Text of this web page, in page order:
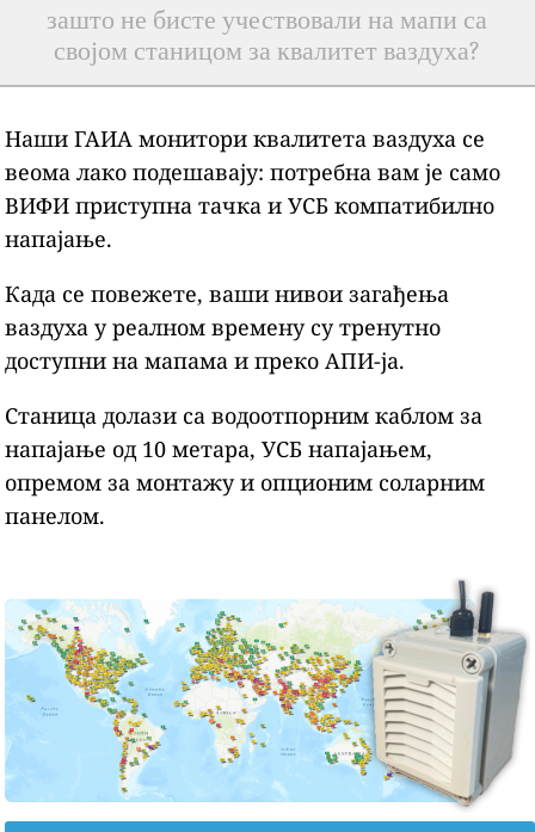
зашто не бисте учествовали на мапи са
својом станицом за квалитет ваздуха?
Наши ГАИА монитори квалитета ваздуха се
веома лако подешавају: потребна вам је само
ВИФИ приступна тачка и УСБ компатибилно
напајање.
Када се повежете, ваши нивои загађења
ваздуха у реалном времену су тренутно
доступни на мапама и преко АПИ-ја.
Станица долази са водоотпорним каблом за
напајање од 10 метара, УСБ напајањем,
опремом за монтажу и опционим соларним
панелом.